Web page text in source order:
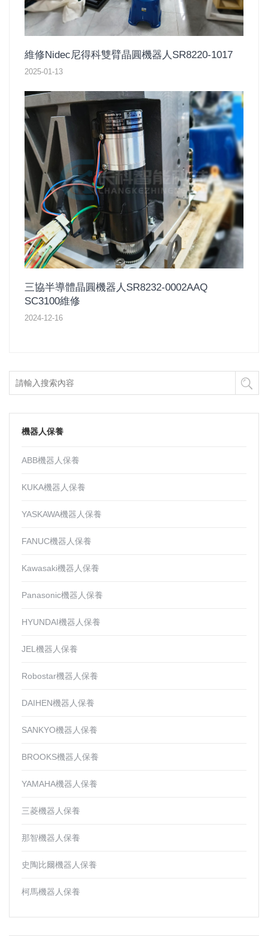
維修Nidec尼得科雙臂晶圓機器人SR8220-1017
2025-01-13
三協半導體晶圓機器人SR8232-0002AAQ
SC3100維修
2024-12-16
機器人保養
ABB機器人保養
KUKA機器人保養
YASKAWA機器人保養
FANUC機器人保養
Kawasaki機器人保養
Panasonic機器人保養
HYUNDAI機器人保養
JEL機器人保養
Robostar機器人保養
DAIHEN機器人保養
SANKYO機器人保養
BROOKS機器人保養
YAMAHA機器人保養
三菱機器人保養
那智機器人保養
史陶比爾機器人保養
柯馬機器人保養